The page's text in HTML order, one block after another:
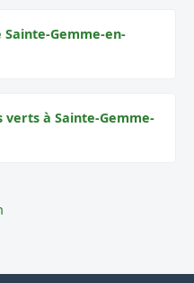
Sainte-Gemme-en-
à Sainte-Gemme-